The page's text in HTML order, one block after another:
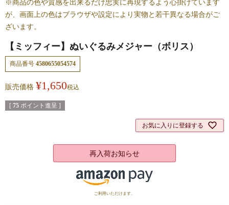
※商品の色や質感を出来るだけ忠実に再現するよう心掛けています
が、画面上の色はブラウザや設定により実物と若干異なる場合がご
ざいます。
【ミッフィー】ぬいぐるみメジャー（ボリス）
商品番号 4580655054574
販売価格 ¥1,650税込
[ 75 ポイント進呈 ]
お気に入りに登録する
再入荷お知らせ
ご利用いただけます。